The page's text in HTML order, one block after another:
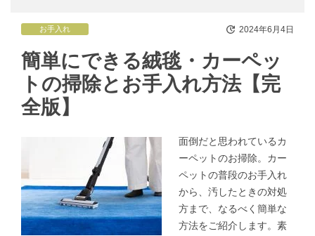
簡単にできる絨毯・カーペッ
トの掃除とお手入れ方法【完
全版】
お手入れ 2024年6月4日
面倒だと思われているカ
ーペットのお掃除。カー
ペットの普段のお手入れ
から、汚したときの対処
方まで、なるべく簡単な
方法をご紹介します。素